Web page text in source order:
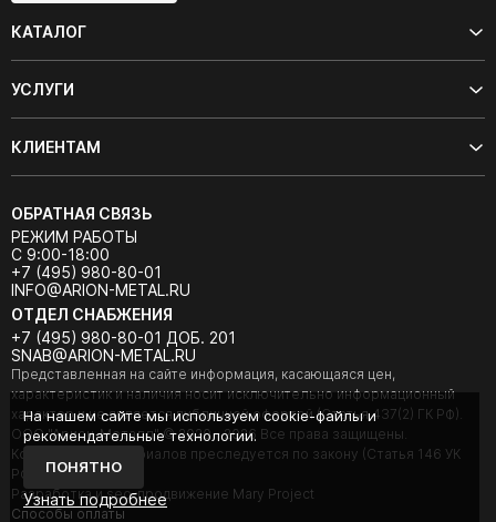
КАТАЛОГ
УСЛУГИ
КЛИЕНТАМ
ОБРАТНАЯ СВЯЗЬ
РЕЖИМ РАБОТЫ
С 9:00-18:00
+7 (495) 980-80-01
INFO@ARION-METAL.RU
ОТДЕЛ СНАБЖЕНИЯ
+7 (495) 980-80-01 ДОБ. 201
SNAB@ARION-METAL.RU
Представленная на сайте информация, касающаяся цен,
характеристик и наличия носит исключительно информационный
характер и не является публичной офертой (Статья 437(2) ГК РФ).
ООО "Арион-Металл" © 2020 - 2026 Все права защищены.
Копирование материалов преследуется по закону (Статья 146 УК
РФ).
Разработка и seo-продвижение Mary Project
Cпособы оплаты
На нашем сайте мы используем cookie-файлы и
рекомендательные технологии.
ПОНЯТНО
Узнать подробнее